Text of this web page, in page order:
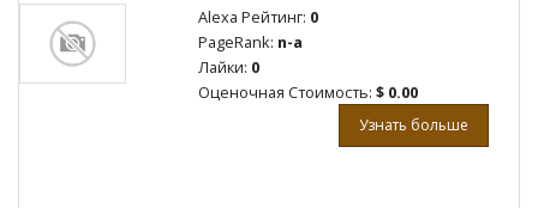
Alexa Рейтинг: 0
PageRank: n-a
Лайки: 0
Оценочная Стоимость: $ 0.00
Узнать больше